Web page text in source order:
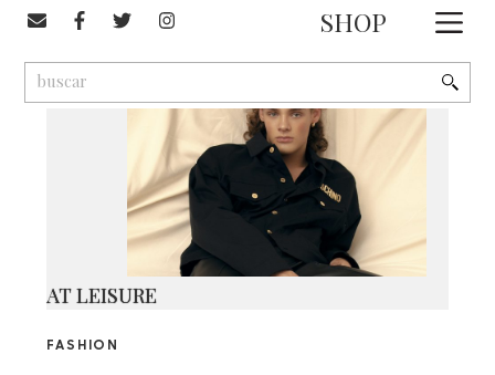
SHOP
AT LEISURE
FASHION